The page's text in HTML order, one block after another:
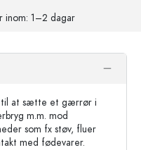
inom: 1–2 dagar
at sætte et gærrør i
m.m. mod
som fx støv, fluer
med fødevarer.